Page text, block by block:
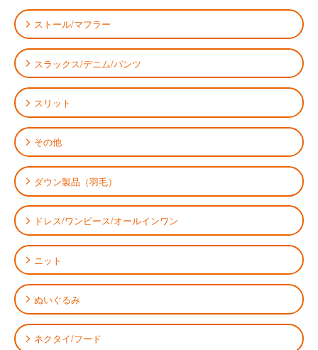
ストール/マフラー
スラックス/デニム/パンツ
スリット
その他
ダウン製品（羽毛）
ドレス/ワンピース/オールインワン
ニット
ぬいぐるみ
ネクタイ/フード